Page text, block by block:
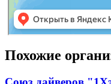
Похожие